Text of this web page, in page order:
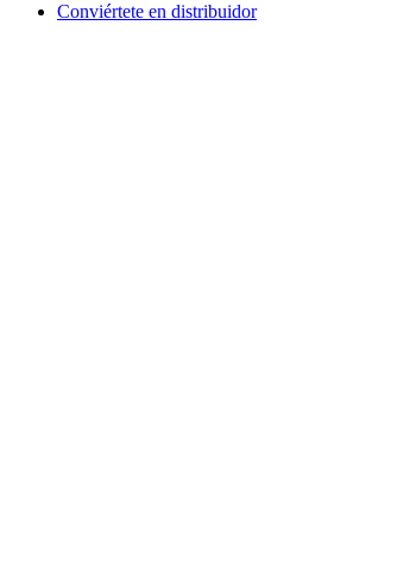
Conviértete en distribuidor